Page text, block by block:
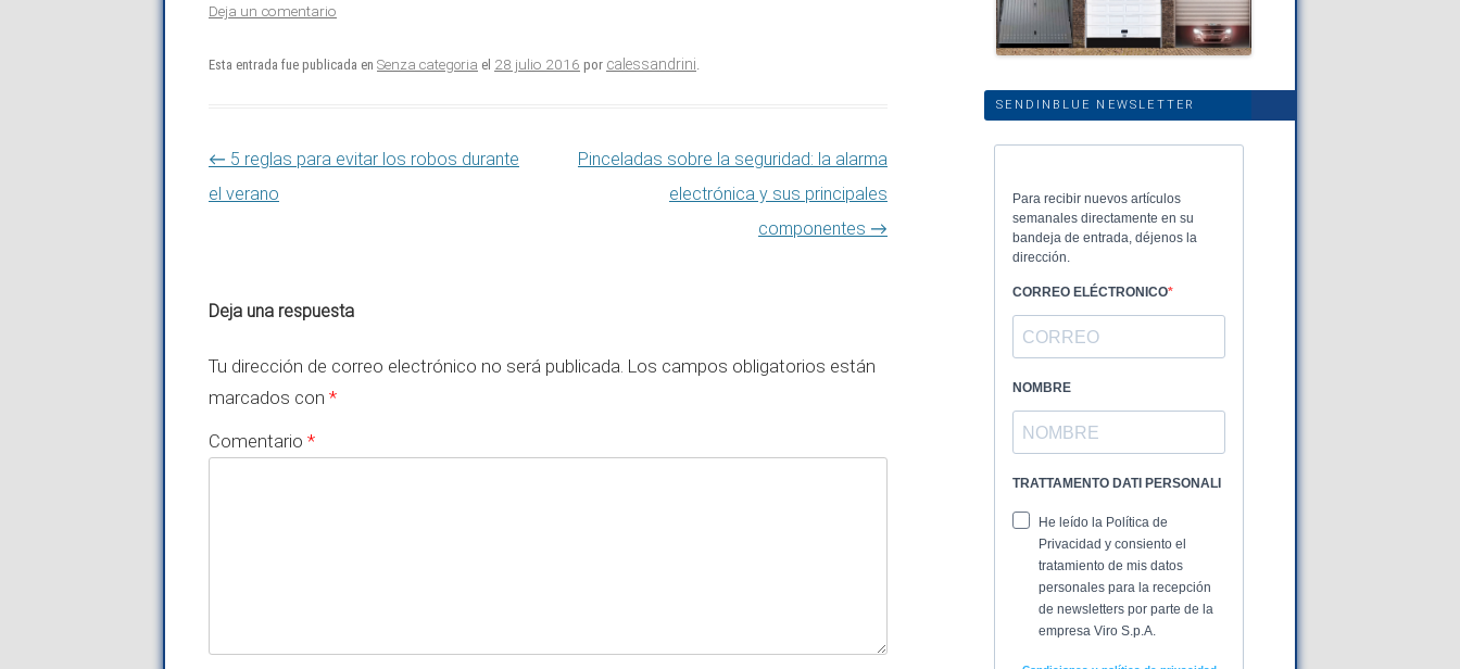
Deja un comentario
Esta entrada fue publicada en Senza categoria el 28 julio 2016 por calessandrini
Navegación de entradas
← 5 reglas para evitar los robos durante
el verano
Pinceladas sobre la seguridad: la alarma
electrónica y sus principales
componentes →
Deja una respuesta
Tu dirección de correo electrónico no será publicada. Los campos obligatorios están
marcados con *
Comentario *
SENDINBLUE NEWSLETTER